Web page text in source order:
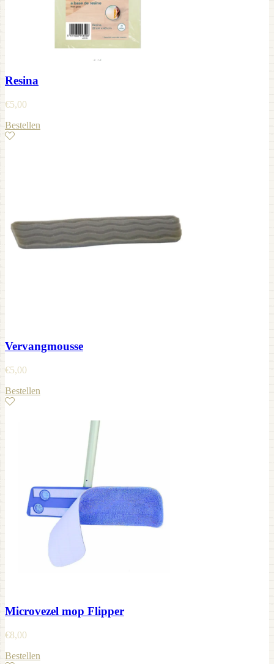
Resina
€5,00
Bestellen
Vervangmousse
€5,00
Bestellen
Microvezel mop Flipper
€8,00
Bestellen